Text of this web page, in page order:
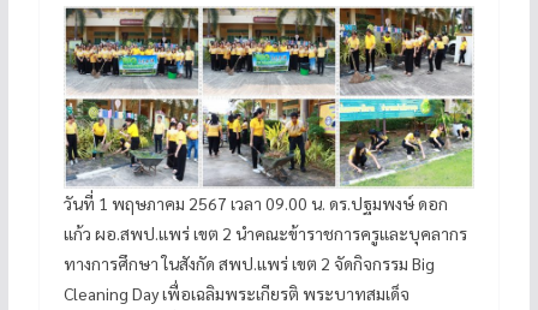
วันที่ 1 พฤษภาคม 2567 เวลา 09.00 น. ดร.ปฐมพงษ์ ดอก
แก้ว ผอ.สพป.แพร่ เขต 2 นำคณะข้าราชการครูและบุคลากร
ทางการศึกษา ในสังกัด สพป.แพร่ เขต 2 จัดกิจกรรม Big
Cleaning Day เพื่อเฉลิมพระเกียรติ พระบาทสมเด็จ